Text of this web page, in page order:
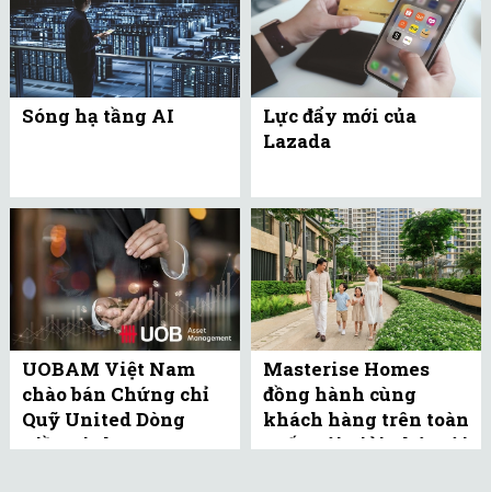
Sóng hạ tầng AI
Lực đẩy mới của
Lazada
UOBAM Việt Nam
chào bán Chứng chỉ
Quỹ United Dòng
Tiền Linh Hoạt
Masterise Homes
đồng hành cùng
khách hàng trên toàn
quốc với giải pháp tài